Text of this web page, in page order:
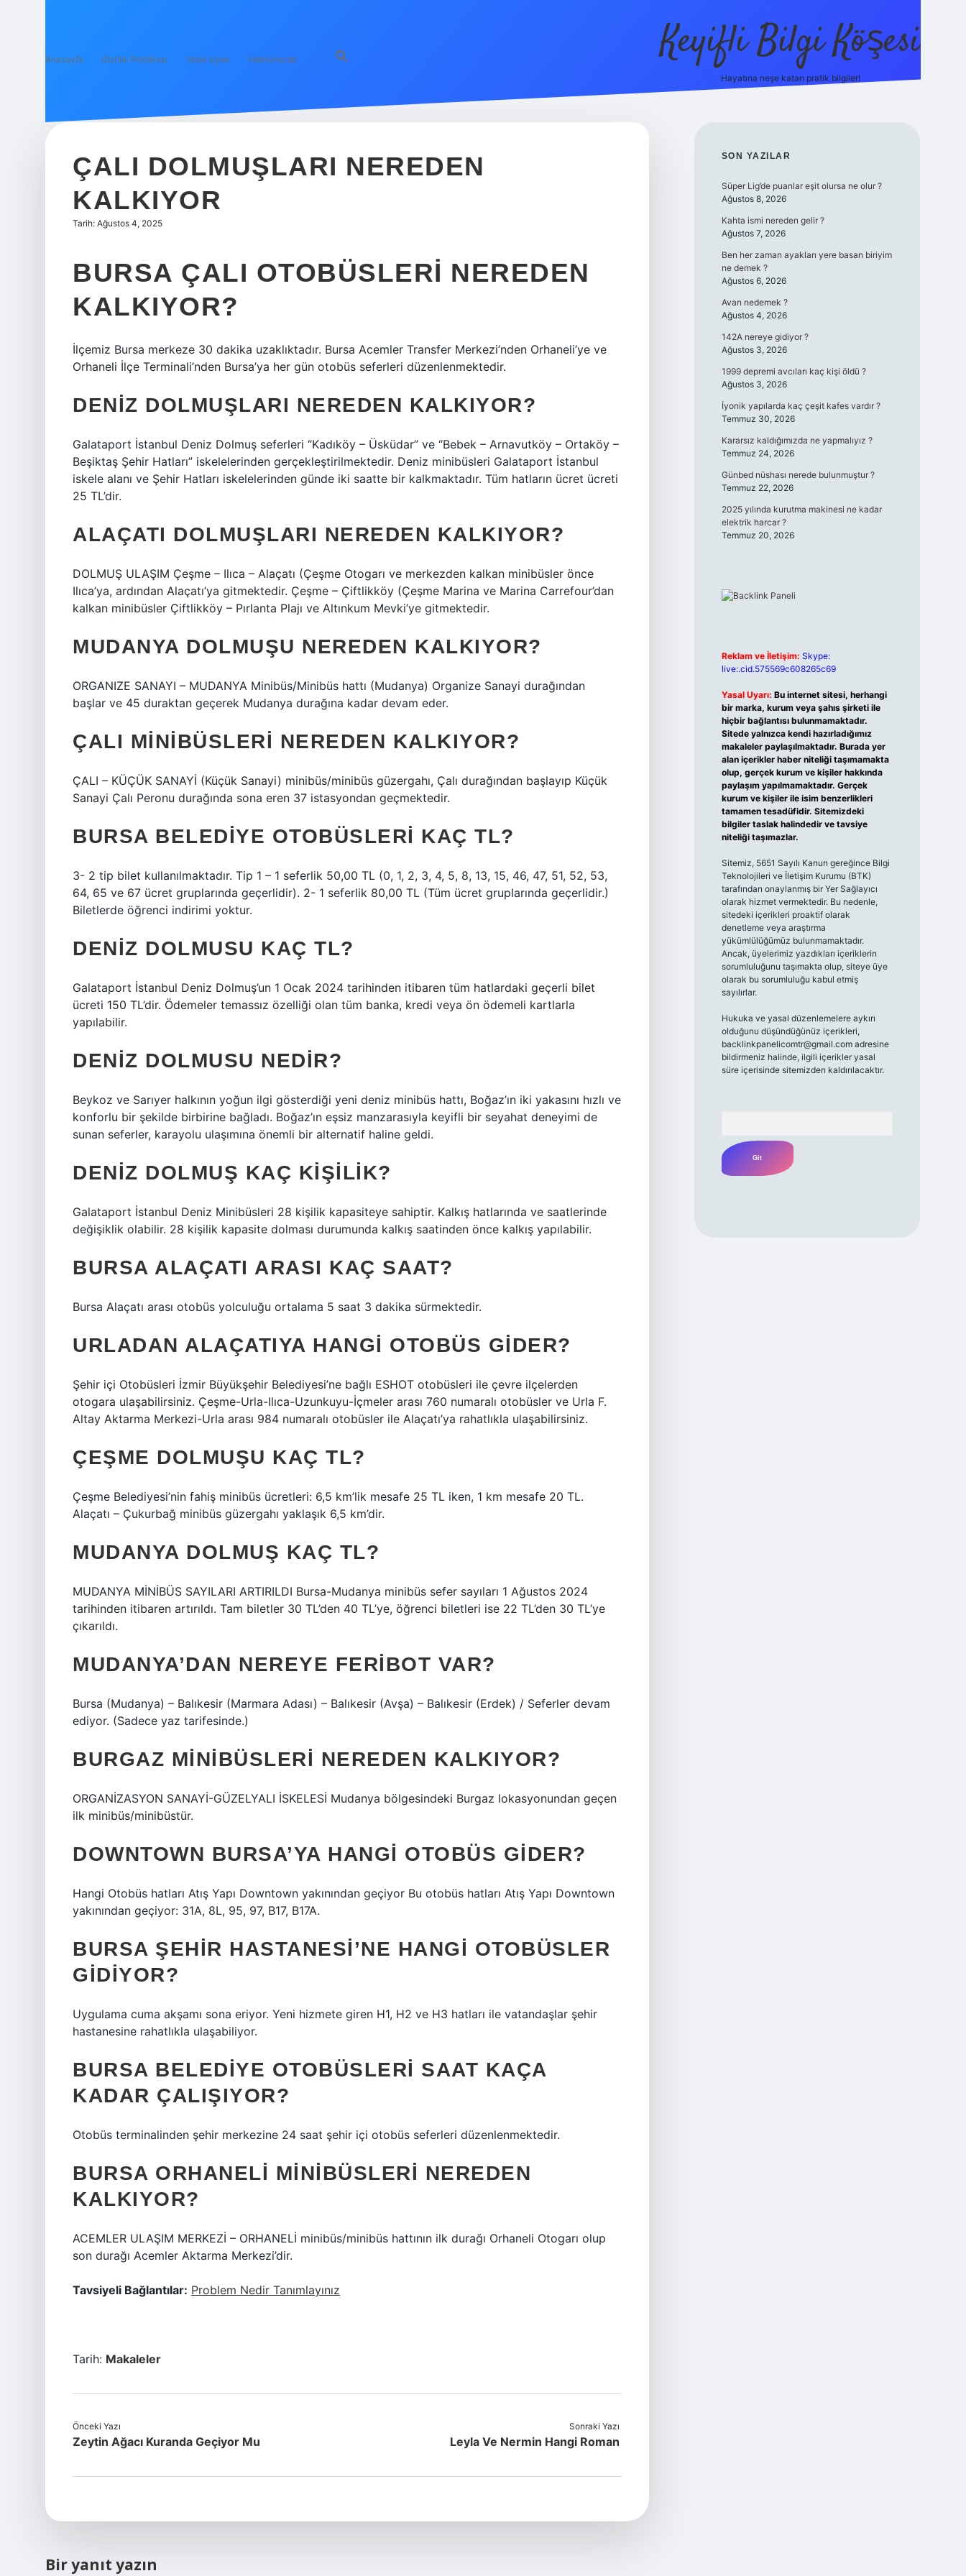
Anasayfa Gizlilik Politikası Yasal Uyarı Hakkımızda Keyifli Bilgi Köşesi
Hayatına neşe katan pratik bilgiler!
ÇALI DOLMUŞLARI NEREDEN
KALKIYOR
Tarih: Ağustos 4, 2025
BURSA ÇALI OTOBÜSLERI NEREDEN
KALKIYOR?
İlçemiz Bursa merkeze 30 dakika uzaklıktadır. Bursa Acemler Transfer Merkezi’nden Orhaneli’ye ve
Orhaneli İlçe Terminali’nden Bursa’ya her gün otobüs seferleri düzenlenmektedir.
DENIZ DOLMUŞLARI NEREDEN KALKIYOR?
Galataport İstanbul Deniz Dolmuş seferleri “Kadıköy – Üsküdar” ve “Bebek – Arnavutköy – Ortaköy –
Beşiktaş Şehir Hatları” iskelelerinden gerçekleştirilmektedir. Deniz minibüsleri Galataport İstanbul
iskele alanı ve Şehir Hatları iskelelerinden günde iki saatte bir kalkmaktadır. Tüm hatların ücret ücreti
25 TL’dir.
ALAÇATI DOLMUŞLARI NEREDEN KALKIYOR?
DOLMUŞ ULAŞIM Çeşme – Ilıca – Alaçatı (Çeşme Otogarı ve merkezden kalkan minibüsler önce
Ilıca’ya, ardından Alaçatı’ya gitmektedir. Çeşme – Çiftlikköy (Çeşme Marina ve Marina Carrefour’dan
kalkan minibüsler Çiftlikköy – Pırlanta Plajı ve Altınkum Mevki’ye gitmektedir.
MUDANYA DOLMUŞU NEREDEN KALKIYOR?
ORGANIZE SANAYI – MUDANYA Minibüs/Minibüs hattı (Mudanya) Organize Sanayi durağından
başlar ve 45 duraktan geçerek Mudanya durağına kadar devam eder.
ÇALI MINIBÜSLERI NEREDEN KALKIYOR?
ÇALI – KÜÇÜK SANAYİ (Küçük Sanayi) minibüs/minibüs güzergahı, Çalı durağından başlayıp Küçük
Sanayi Çalı Peronu durağında sona eren 37 istasyondan geçmektedir.
BURSA BELEDIYE OTOBÜSLERI KAÇ TL?
3- 2 tip bilet kullanılmaktadır. Tip 1 – 1 seferlik 50,00 TL (0, 1, 2, 3, 4, 5, 8, 13, 15, 46, 47, 51, 52, 53,
64, 65 ve 67 ücret gruplarında geçerlidir). 2- 1 seferlik 80,00 TL (Tüm ücret gruplarında geçerlidir.)
Biletlerde öğrenci indirimi yoktur.
DENIZ DOLMUSU KAÇ TL?
Galataport İstanbul Deniz Dolmuş’un 1 Ocak 2024 tarihinden itibaren tüm hatlardaki geçerli bilet
ücreti 150 TL’dir. Ödemeler temassız özelliği olan tüm banka, kredi veya ön ödemeli kartlarla
yapılabilir.
DENIZ DOLMUSU NEDIR?
Beykoz ve Sarıyer halkının yoğun ilgi gösterdiği yeni deniz minibüs hattı, Boğaz’ın iki yakasını hızlı ve
konforlu bir şekilde birbirine bağladı. Boğaz’ın eşsiz manzarasıyla keyifli bir seyahat deneyimi de
sunan seferler, karayolu ulaşımına önemli bir alternatif haline geldi.
DENIZ DOLMUŞ KAÇ KIŞILIK?
Galataport İstanbul Deniz Minibüsleri 28 kişilik kapasiteye sahiptir. Kalkış hatlarında ve saatlerinde
değişiklik olabilir. 28 kişilik kapasite dolması durumunda kalkış saatinden önce kalkış yapılabilir.
BURSA ALAÇATI ARASI KAÇ SAAT?
Bursa Alaçatı arası otobüs yolculuğu ortalama 5 saat 3 dakika sürmektedir.
URLADAN ALAÇATIYA HANGI OTOBÜS GIDER?
Şehir içi Otobüsleri İzmir Büyükşehir Belediyesi’ne bağlı ESHOT otobüsleri ile çevre ilçelerden
otogara ulaşabilirsiniz. Çeşme-Urla-Ilıca-Uzunkuyu-İçmeler arası 760 numaralı otobüsler ve Urla F.
Altay Aktarma Merkezi-Urla arası 984 numaralı otobüsler ile Alaçatı’ya rahatlıkla ulaşabilirsiniz.
ÇEŞME DOLMUŞU KAÇ TL?
Çeşme Belediyesi’nin fahiş minibüs ücretleri: 6,5 km’lik mesafe 25 TL iken, 1 km mesafe 20 TL.
Alaçatı – Çukurbağ minibüs güzergahı yaklaşık 6,5 km’dir.
MUDANYA DOLMUŞ KAÇ TL?
MUDANYA MİNİBÜS SAYILARI ARTIRILDI Bursa-Mudanya minibüs sefer sayıları 1 Ağustos 2024
tarihinden itibaren artırıldı. Tam biletler 30 TL’den 40 TL’ye, öğrenci biletleri ise 22 TL’den 30 TL’ye
çıkarıldı.
MUDANYA’DAN NEREYE FERIBOT VAR?
Bursa (Mudanya) – Balıkesir (Marmara Adası) – Balıkesir (Avşa) – Balıkesir (Erdek) / Seferler devam
ediyor. (Sadece yaz tarifesinde.)
BURGAZ MINIBÜSLERI NEREDEN KALKIYOR?
ORGANİZASYON SANAYİ-GÜZELYALI İSKELESİ Mudanya bölgesindeki Burgaz lokasyonundan geçen
ilk minibüs/minibüstür.
DOWNTOWN BURSA’YA HANGI OTOBÜS GIDER?
Hangi Otobüs hatları Atış Yapı Downtown yakınından geçiyor Bu otobüs hatları Atış Yapı Downtown
yakınından geçiyor: 31A, 8L, 95, 97, B17, B17A.
BURSA ŞEHIR HASTANESI’NE HANGI OTOBÜSLER
GIDIYOR?
Uygulama cuma akşamı sona eriyor. Yeni hizmete giren H1, H2 ve H3 hatları ile vatandaşlar şehir
hastanesine rahatlıkla ulaşabiliyor.
BURSA BELEDIYE OTOBÜSLERI SAAT KAÇA
KADAR ÇALIŞIYOR?
Otobüs terminalinden şehir merkezine 24 saat şehir içi otobüs seferleri düzenlenmektedir.
BURSA ORHANELI MINIBÜSLERI NEREDEN
KALKIYOR?
ACEMLER ULAŞIM MERKEZİ – ORHANELİ minibüs/minibüs hattının ilk durağı Orhaneli Otogarı olup
son durağı Acemler Aktarma Merkezi’dir.
Tavsiyeli Bağlantılar: Problem Nedir Tanımlayınız
Tarih: Makaleler
Önceki Yazı
Zeytin Ağacı Kuranda Geçiyor Mu
Sonraki Yazı
Leyla Ve Nermin Hangi Roman
Bir yanıt yazın
SIDEBAR
SON YAZILAR
Süper Lig’de puanlar eşit olursa ne olur ?
Ağustos 8, 2026
Kahta ismi nereden gelir ?
Ağustos 7, 2026
Ben her zaman ayakları yere basan biriyim
ne demek ?
Ağustos 6, 2026
Avan nedemek ?
Ağustos 4, 2026
142A nereye gidiyor ?
Ağustos 3, 2026
1999 depremi avcıları kaç kişi öldü ?
Ağustos 3, 2026
İyonik yapılarda kaç çeşit kafes vardır ?
Temmuz 30, 2026
Kararsız kaldığımızda ne yapmalıyız ?
Temmuz 24, 2026
Günbed nüshası nerede bulunmuştur ?
Temmuz 22, 2026
2025 yılında kurutma makinesi ne kadar
elektrik harcar ?
Temmuz 20, 2026
Reklam ve İletişim: Skype:
live:.cid.575569c608265c69
Yasal Uyarı: Bu internet sitesi, herhangi
bir marka, kurum veya şahıs şirketi ile
hiçbir bağlantısı bulunmamaktadır.
Sitede yalnızca kendi hazırladığımız
makaleler paylaşılmaktadır. Burada yer
alan içerikler haber niteliği taşımamakta
olup, gerçek kurum ve kişiler hakkında
paylaşım yapılmamaktadır. Gerçek
kurum ve kişiler ile isim benzerlikleri
tamamen tesadüfidir. Sitemizdeki
bilgiler taslak halindedir ve tavsiye
niteliği taşımazlar.
Sitemiz, 5651 Sayılı Kanun gereğince Bilgi
Teknolojileri ve İletişim Kurumu (BTK)
tarafından onaylanmış bir Yer Sağlayıcı
olarak hizmet vermektedir. Bu nedenle,
sitedeki içerikleri proaktif olarak
denetleme veya araştırma
yükümlülüğümüz bulunmamaktadır.
Ancak, üyelerimiz yazdıkları içeriklerin
sorumluluğunu taşımakta olup, siteye üye
olarak bu sorumluluğu kabul etmiş
sayılırlar.
Hukuka ve yasal düzenlemelere aykırı
olduğunu düşündüğünüz içerikleri,
backlinkpanelicomtr@gmail.comadresine
bildirmeniz halinde, ilgili içerikler yasal
süre içerisinde sitemizden kaldırılacaktır.